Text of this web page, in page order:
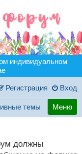
индивидуальном
Вход
Регистрация
темы Меню
должны